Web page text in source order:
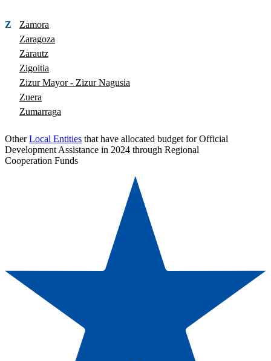
Z
Zamora
Zaragoza
Zarautz
Zigoitia
Zizur Mayor - Zizur Nagusia
Zuera
Zumarraga
OtherLocal Entities that have allocated budget for Official
Development Assistance in 2024 through Regional
Cooperation Funds